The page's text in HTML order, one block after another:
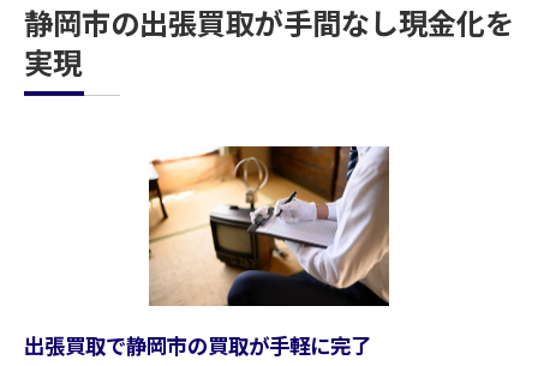
高価買取を狙うなら査定無料サービスが鍵
静岡市で買取価格を高くする査定無料の活
出張買取と査定無料サービスで高価買取を
目指す
静岡市で高価買取を叶える無料査定の強み
査定無料の買取サービスが高額買取の秘訣
静岡市の出張買取が手間なし現金化を
実現
出張買取で静岡市の買取が手軽に完了